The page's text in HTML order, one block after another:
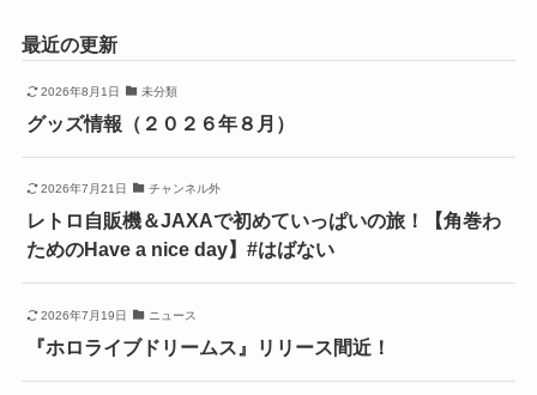
最近の更新
2026年8月1日 未分類
グッズ情報（２０２６年８月）
2026年7月21日 チャンネル外
レトロ自販機＆JAXAで初めていっぱいの旅！【角巻わ
ためのHave a nice day】#はばない
2026年7月19日 ニュース
『ホロライブドリームス』リリース間近！